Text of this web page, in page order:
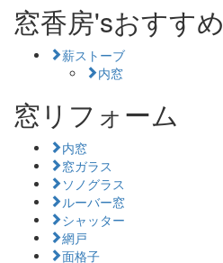
窓香房'sおすすめ
薪ストーブ
内窓
窓リフォーム
内窓
窓ガラス
ソノグラス
ルーバー窓
シャッター
網戸
面格子